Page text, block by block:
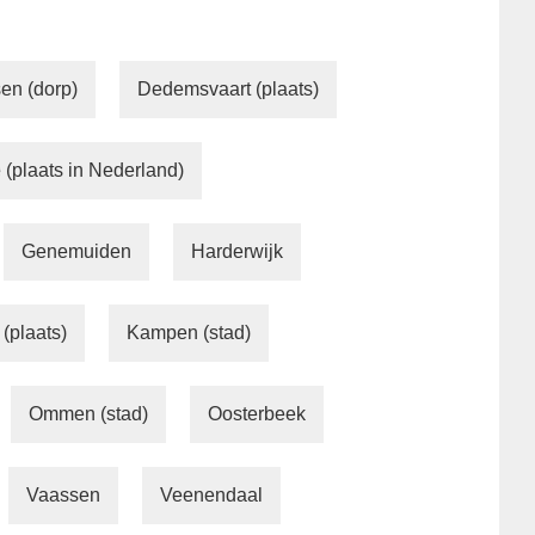
(dorp) Dedemsvaart (plaats)
(plaats in Nederland)
Genemuiden Harderwijk
(plaats) Kampen (stad)
Ommen (stad) Oosterbeek
Vaassen Veenendaal